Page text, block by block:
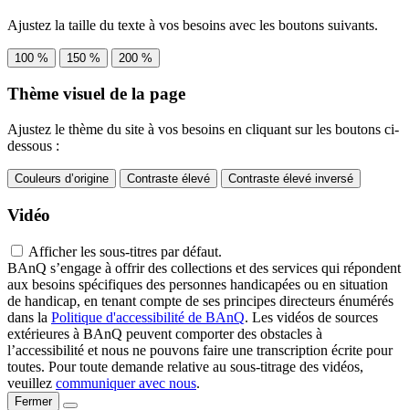
Ajustez la taille du texte à vos besoins avec les boutons suivants.
100 % 150 % 200 %
Thème visuel de la page
Ajustez le thème du site à vos besoins en cliquant sur les boutons ci-
dessous :
Couleurs d’origine Contraste élevé Contraste élevé inversé
Vidéo
Afficher les sous-titres par défaut.
BAnQ s’engage à offrir des collections et des services qui répondent
aux besoins spécifiques des personnes handicapées ou en situation
de handicap, en tenant compte de ses principes directeurs énumérés
dans la Politique d'accessibilité de BAnQ. Les vidéos de sources
extérieures à BAnQ peuvent comporter des obstacles à
l’accessibilité et nous ne pouvons faire une transcription écrite pour
toutes. Pour toute demande relative au sous-titrage des vidéos,
veuillez communiquer avec nous.
Fermer